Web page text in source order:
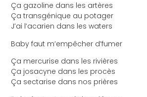
Ça gazoline dans les artères
Ça transgénique au potager
J’ai l’acarien dans les waters
Baby faut m’empêcher d’fumer
Ça mercurise dans les rivières
Ça josacyne dans les procès
Ça sectarise dans nos prières